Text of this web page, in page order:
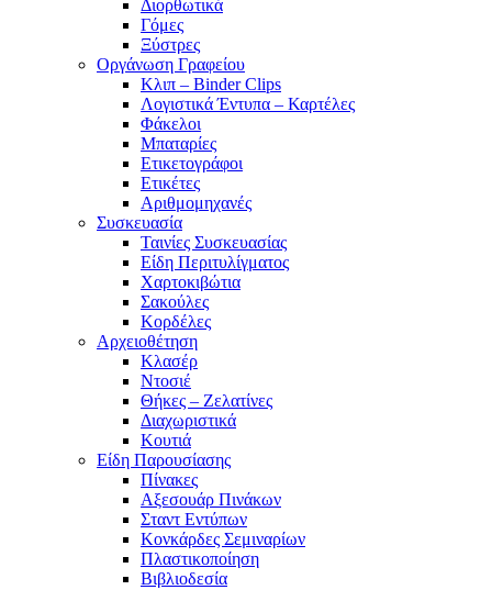
Διορθωτικά
Γόμες
Ξύστρες
Οργάνωση Γραφείου
Κλιπ – Binder Clips
Λογιστικά Έντυπα – Καρτέλες
Φάκελοι
Μπαταρίες
Ετικετογράφοι
Ετικέτες
Αριθμομηχανές
Συσκευασία
Ταινίες Συσκευασίας
Είδη Περιτυλίγματος
Χαρτοκιβώτια
Σακούλες
Κορδέλες
Αρχειοθέτηση
Κλασέρ
Ντοσιέ
Θήκες – Ζελατίνες
Διαχωριστικά
Κουτιά
Είδη Παρουσίασης
Πίνακες
Αξεσουάρ Πινάκων
Σταντ Εντύπων
Κονκάρδες Σεμιναρίων
Πλαστικοποίηση
Βιβλιοδεσία